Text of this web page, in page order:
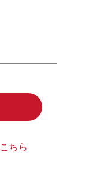
こちら